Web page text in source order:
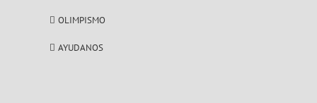
OLIMPISMO
AYUDANOS